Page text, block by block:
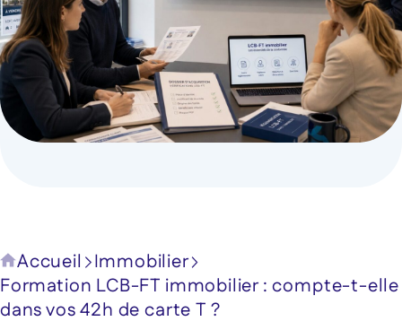
Accueil Immobilier
Formation LCB-FT immobilier : compte-t-elle
dans vos 42h de carte T ?